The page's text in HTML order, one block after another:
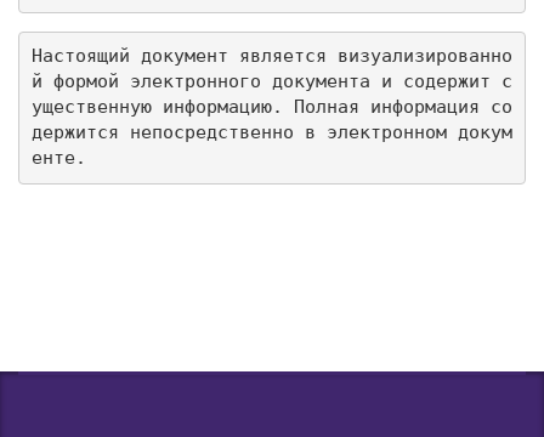
Настоящий документ является визуализированно
й формой электронного документа и содержит с
ущественную информацию. Полная информация со
держится непосредственно в электронном докум
енте.